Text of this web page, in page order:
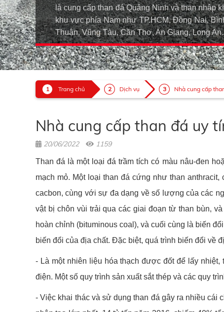
là cung cấp than đá Quảng Ninh và than nhập
khu vực phía Nam như TP.HCM, Đồng Nai,
Thuận, Vũng Tàu, Cần Thơ, An Giang, Long
Trang chủ Dịch vụ Nhà cung cấp
Nhà cung cấp than đá uy
20/06/2022 1159
Than đá là một loại đá trầm tích có màu nâu-đen
mạch mỏ. Một loại than đá cứng như than
cacbon, cùng với sự đa dạng về số lượng của các
vật bị chôn vùi trải qua các giai đoạn từ than bùn,
hoàn chỉnh (bituminous coal), và cuối cùng là biến
biến đổi của địa chất. Đặc biệt, quá trình biến đổi về
- Là một nhiên liệu hóa thạch được đốt để lấy
điện. Một số quy trình sản xuất sắt thép và các quy
- Việc khai thác và sử dụng than đá gây ra nhiều cái